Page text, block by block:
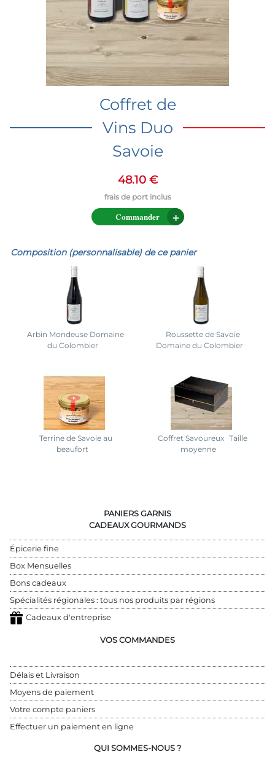
Coffret de
Vins Duo
Savoie
48.10 €
Commander
Composition (personnalisable) de ce panier
Arbin Mondeuse Domaine
du Colombier
Roussette de Savoie
Domaine du Colombier
Terrine de Savoie au
beaufort
Coffret Savoureux Taille
moyenne
PANIERS GARNIS
CADEAUX GOURMANDS
Épicerie fine
Box Mensuelles
Bons cadeaux
Spécialités régionales : tous nos produits par régions
Cadeaux d'entreprise
VOS COMMANDES
Délais et Livraison
Moyens de paiement
Votre compte paniers
Effectuer un paiement en ligne
QUI SOMMES-NOUS ?